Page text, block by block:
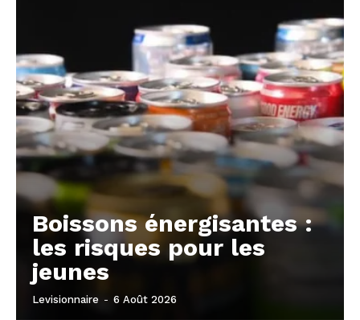
Boissons énergisantes :
les risques pour les
jeunes
Levisionnaire - 6 Août 2026